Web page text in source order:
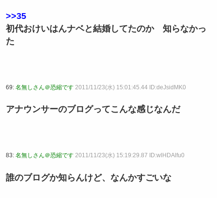
>>35
初代おけいはんナベと結婚してたのか 知らなかっ
た
69: 名無しさん＠恐縮です 2011/11/23(水) 15:01:45.44 ID:deJsidMK0
アナウンサーのブログってこんな感じなんだ
83: 名無しさん＠恐縮です 2011/11/23(水) 15:19:29.87 ID:wlHDAlfu0
誰のブログか知らんけど、なんかすごいな